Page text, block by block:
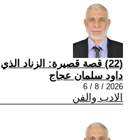
(22) قصة قصيرة: الزناد الذي لم يُضغط
داود سلمان عجاج
2026 / 8 / 6
الادب والفن